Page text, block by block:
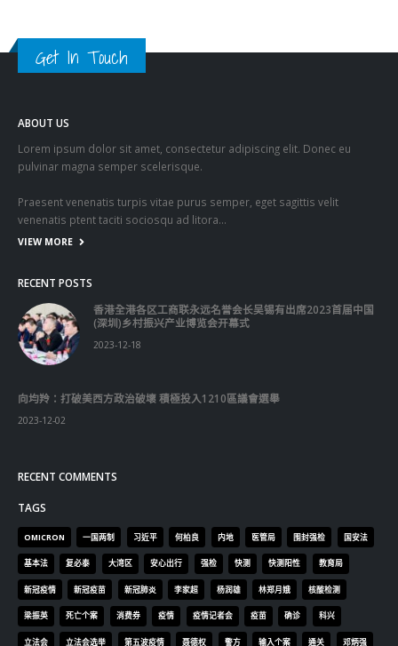
Get In Touch
ABOUT US
Lorem ipsum dolor sit amet, consectetur adipiscing elit. Donec eu
pulvinar magna semper scelerisque.
Praesent venenatis turpis vitae purus semper, eget sagittis velit
venenatis ptent taciti sociosqu ad litora…
VIEW MORE
RECENT POSTS
香港全港各区工商联永远名誉会长吴锡有出席2023首届中国
(深圳)乡村振兴产业博览会开幕式
2023-12-18
向均羚：打破美西方政治破壞 積極投入1210區議會選舉
2023-12-02
RECENT COMMENTS
TAGS
OMICRON 一国两制 习近平 何柏良 内地 医管局 围封强检 国安法
基本法 复必泰 大湾区 安心出行 强检 快测 快测阳性 教育局
新冠疫情 新冠疫苗 新冠肺炎 李家超 杨润雄 林郑月娥 核酸检测
梁振英 死亡个案 消费券 疫情 疫情记者会 疫苗 确诊 科兴
立法会 立法会选举 第五波疫情 聂德权 警方 输入个案 通关 邓炳强